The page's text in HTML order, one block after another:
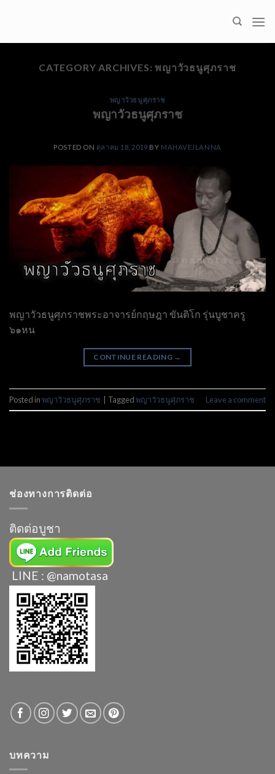
CATEGORY ARCHIVES:พญาวัวธนูศุภราช
พญาวัวธนูศุภราช
พญาวัวธนูศุภราช
POSTED ON ตุลาคม 18, 2019 BY MAHAVEJLANNA
พญาวัวธนูศุภราชพระอาจารย์กฤษฎา ขันติโก รุ่นบูชาครู
๖๑หน
CONTINUE READING →
Posted inพญาวัวธนูศุภราช | Taggedพญาวัวธนูศุภราช Leave a comment
ช่องทางการติดต่อ
ติดต่อบูชา
LINE : @namotasa
บทความ